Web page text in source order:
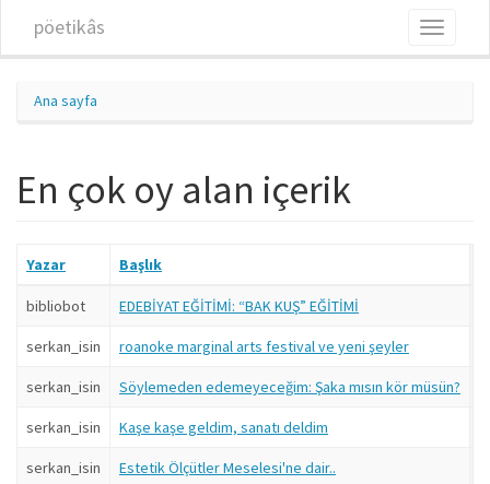
pöetikâs
Toggle
Ana sayfa
En çok oy alan içerik
Yazar Başlık
bibliobot EDEBİYAT EĞİTİMİ: “BAK KUŞ” EĞİTİMİ
serkan_isin roanoke marginal arts festival ve yeni şeyler
serkan_isin Söylemeden edemeyeceğim: Şaka mısın kör müsün?
serkan_isin Kaşe kaşe geldim, sanatı deldim
serkan_isin Estetik Ölçütler Meselesi'ne dair..